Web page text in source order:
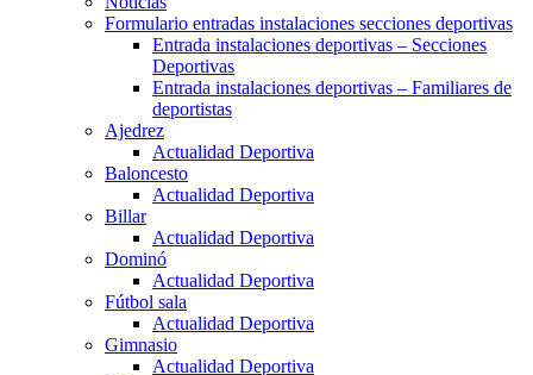
Formulario entradas instalaciones secciones deportivas
Entrada instalaciones deportivas – Secciones
Deportivas
Entrada instalaciones deportivas – Familiares de
deportistas
Ajedrez
Actualidad Deportiva
Baloncesto
Actualidad Deportiva
Billar
Actualidad Deportiva
Dominó
Actualidad Deportiva
Fútbol sala
Actualidad Deportiva
Gimnasio
Actualidad Deportiva